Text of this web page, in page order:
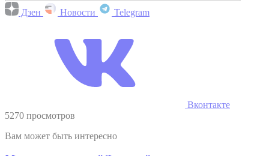
Дзен Новости Telegram
Вконтакте
5270 просмотров
Вам может быть интересно